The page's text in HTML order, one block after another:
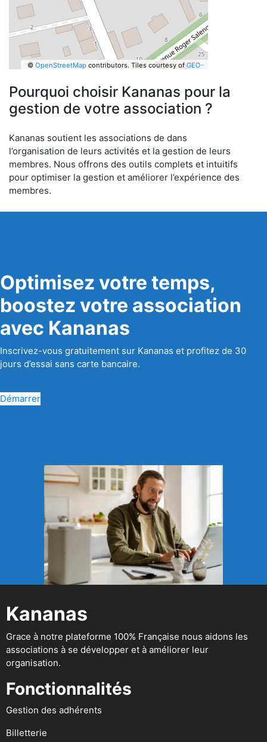
© OpenStreetMapcontributors. Tiles courtesy ofGEO-
Pourquoi choisir Kananas pour la
gestion de votre association ?
Kananas soutient les associations de dans
l’organisation de leurs activités et la gestion de leurs
membres. Nous offrons des outils complets et intuitifs
pour optimiser la gestion et améliorer l’expérience des
membres.
Optimisez votre temps,
boostez votre association
avec Kananas
Inscrivez-vous gratuitement sur Kananas et profitez de 30
jours d’essai sans carte bancaire.
Démarrer
Kananas
Grace à notre plateforme 100% Française nous aidons les
associations à se développer et à améliorer leur
organisation.
Fonctionnalités
Gestion des adhérents
Billetterie